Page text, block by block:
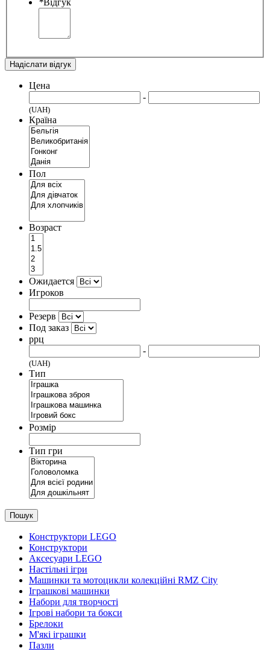
*Відгук
Надіслати відгук
Цена
-
(UAH)
Країна
Пол
Возраст
Ожидается
Игроков
Резерв
Под заказ
ррц
-
(UAH)
Тип
Розмір
Тип гри
Пошук
Конструктори LEGO
Конструктори
Аксесуари LEGO
Настільні ігри
Машинки та мотоцикли колекційні RMZ City
Іграшкові машинки
Набори для творчості
Ігрові набори та бокси
Брелоки
М'які іграшки
Пазли